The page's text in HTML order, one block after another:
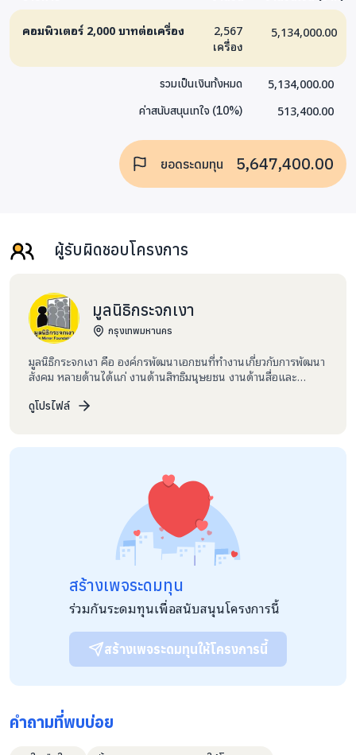
คอมพิวเตอร์ 2,000 บาทต่อเครื่อง
2,567
เครื่อง
5,134,000.00
รวมเป็นเงินทั้งหมด 5,134,000.00
ค่าสนับสนุนเทใจ (10%) 513,400.00
ยอดระดมทุน 5,647,400.00
ผู้รับผิดชอบโครงการ
มูลนิธิกระจกเงา
กรุงเทพมหานคร
มูลนิธิกระจกเงา คือ องค์กรพัฒนาเอกชนที่ทำงานเกี่ยวกับการพัฒนา
สังคม หลายด้านได้แก่ งานด้านสิทธิมนุษยชน งานด้านสื่อและ
ทรัพยากร เพื่อเพิ่มศักยภาพใน การเรียนรู้และการใช้ชีวิต โดยมีพื้นที่
นวัตกรรม สร้างความมเปลี่ยนแปลงแก่สังคม มีวิสัยทัศน์ "สร้างคน
สร้างนวัตกรรม สร้างการเปลี่ยนแปลง"
ดูโปรไฟล์
สร้างเพจระดมทุน
ร่วมกันระดมทุนเพื่อสนับสนุนโครงการนี้
สร้างเพจระดมทุนให้โครงการนี้
คำถามที่พบบ่อย